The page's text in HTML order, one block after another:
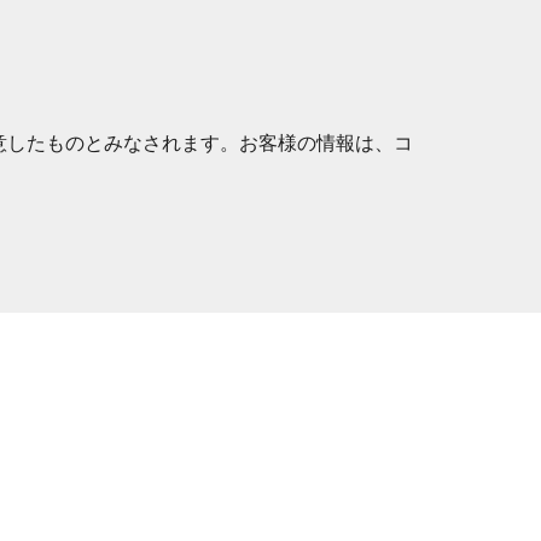
たものとみなされます。お客様の情報は、コ